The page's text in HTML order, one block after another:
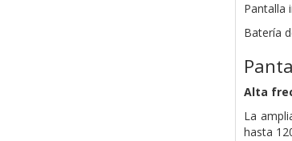
Pantalla
Batería
Alta
La
hasta